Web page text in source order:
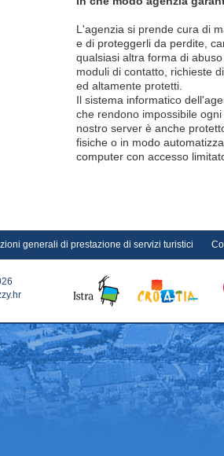
L'agenzia si prende cura di
e di proteggerli da perdite,
qualsiasi altra forma di
moduli di contatto, richieste
ed altamente protetti.
Il sistema informatico
che rendono impossibile
nostro server è anche
fisiche o in modo
computer con accesso
generali di prestazione di servizi turistici